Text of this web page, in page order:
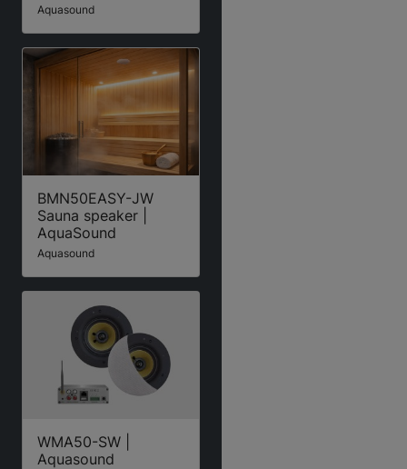
Aquasound
BMN50EASY-JW
Sauna speaker |
AquaSound
Aquasound
WMA50-SW |
Aquasound